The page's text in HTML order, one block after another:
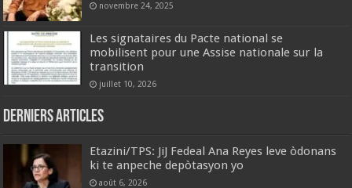
novembre 24, 2025
Les signataires du Pacte national se
mobilisent pour une Assise nationale sur la
transition
juillet 10, 2026
Derniers articles
Etazini/TPS: JiJ Fedeal Ana Reyes leve òdonans
ki te anpeche depòtasyon yo
août 6, 2026